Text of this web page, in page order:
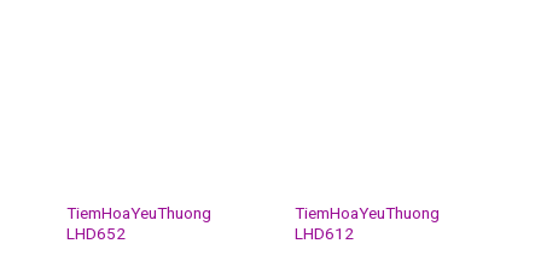
TiemHoaYeuThuong
LHD652
TiemHoaYeuThuong
LHD612